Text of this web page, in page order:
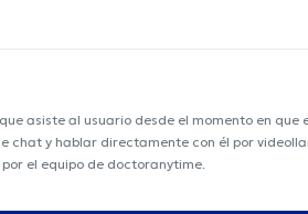
asiste al usuario desde el momento en
chat y hablar directamente con él por
el equipo de doctoranytime.